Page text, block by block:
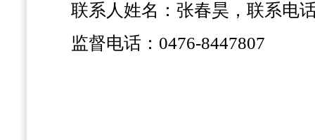
联系人姓名： 张春昊 ，联系电
监督电话： 0476-8447807